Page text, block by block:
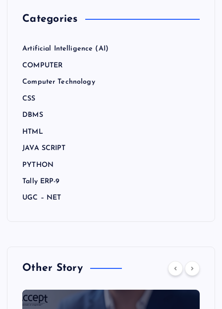
Categories
Artificial Intelligence (AI)
COMPUTER
Computer Technology
CSS
DBMS
HTML
JAVA SCRIPT
PYTHON
Tally ERP-9
UGC – NET
Other Story